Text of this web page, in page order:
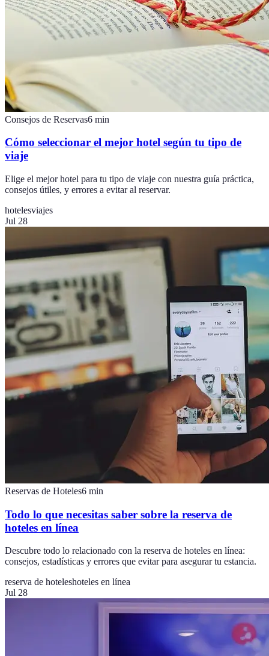
Consejos de Reservas6 min
Cómo seleccionar el mejor hotel según tu tipo de
viaje
Elige el mejor hotel para tu tipo de viaje con nuestra guía práctica,
consejos útiles, y errores a evitar al reservar.
hotelesviajes
Jul 28
Reservas de Hoteles6 min
Todo lo que necesitas saber sobre la reserva de
hoteles en línea
Descubre todo lo relacionado con la reserva de hoteles en línea:
consejos, estadísticas y errores que evitar para asegurar tu estancia.
reserva de hoteleshoteles en línea
Jul 28